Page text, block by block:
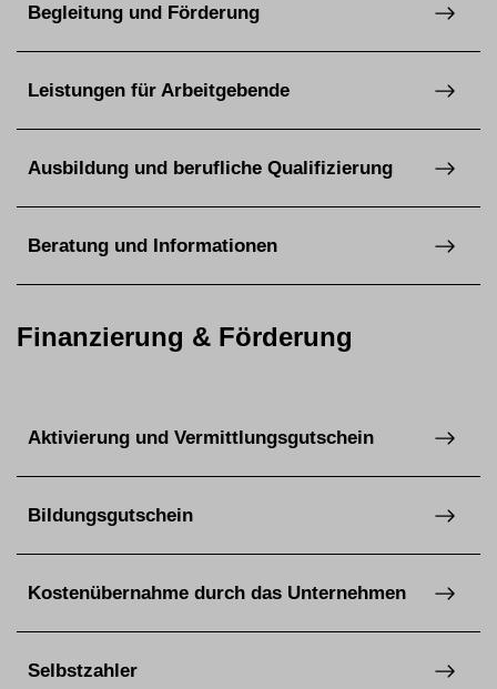
Begleitung und Förderung
Leistungen für Arbeitgebende
Ausbildung und berufliche Qualifizierung
Beratung und Informationen
Finanzierung & Förderung
Aktivierung und Vermittlungsgutschein
Bildungsgutschein
Kostenübernahme durch das Unternehmen
Selbstzahler